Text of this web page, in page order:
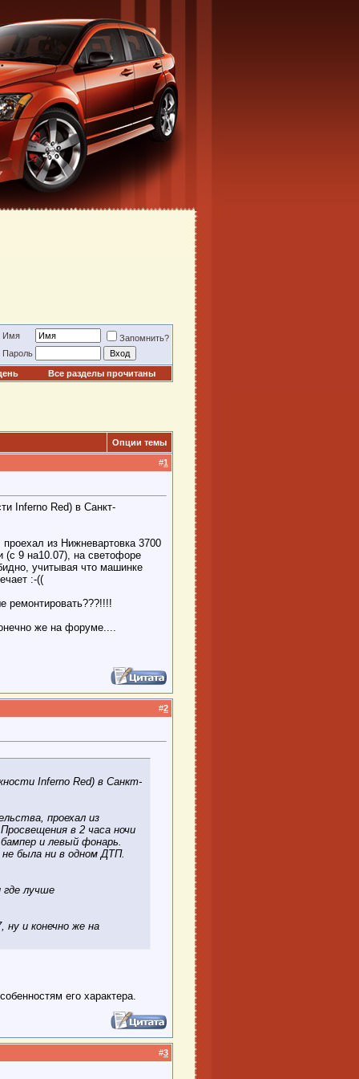
Имя
Запомнить?
Пароль
Все разделы прочитаны
Опции темы
#1
Inferno Red) в Санкт-
из Нижневартовка 3700
(с 9 на10.07), на светофоре
учитывая что машинке
:-((
ремонтировать???!!!!
же на форуме....
#2
Inferno Red) в Санкт-
проехал из
в 2 часа ночи
и левый фонарь.
была ни в одном ДТП.
лучше
и конечно же на
его характера.
#3